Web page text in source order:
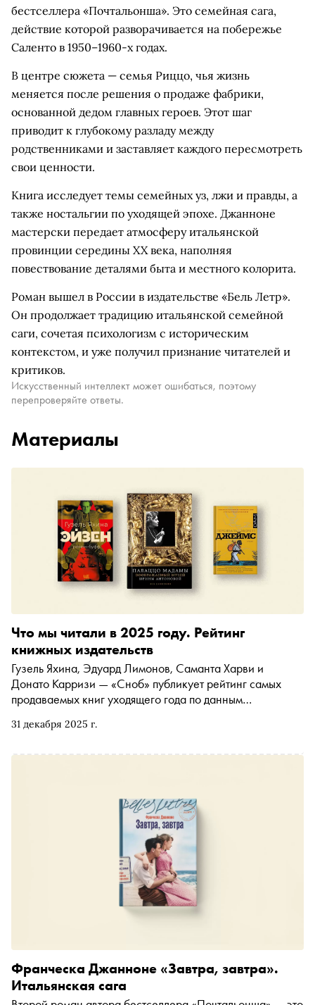
бестселлера «Почтальонша». Это семейная сага,
действие которой разворачивается на побережье
Саленто в 1950–1960-х годах.
В центре сюжета — семья Риццо, чья жизнь
меняется после решения о продаже фабрики,
основанной дедом главных героев. Этот шаг
приводит к глубокому разладу между
родственниками и заставляет каждого пересмотреть
свои ценности.
Книга исследует темы семейных уз, лжи и правды, а
также ностальгии по уходящей эпохе. Джанноне
мастерски передает атмосферу итальянской
провинции середины XX века, наполняя
повествование деталями быта и местного колорита.
Роман вышел в России в издательстве «Бель Летр».
Он продолжает традицию итальянской семейной
саги, сочетая психологизм с историческим
контекстом, и уже получил признание читателей и
критиков.
Искусственный интеллект может ошибаться, поэтому
перепроверяйте ответы.
Материалы
31 декабря 2025 г.
Что мы читали в 2025 году. Рейтинг
книжных издательств
Гузель Яхина, Эдуард Лимонов, Саманта Харви и
Донато Карризи — «Сноб» публикует рейтинг самых
продаваемых книг уходящего года по данным
неожиданные открытия в нон-фикшене и детской
Франческа Джанноне «Завтра, завтра».
Итальянская сага